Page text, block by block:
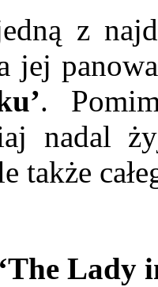
z
.
nadal
także
Lady